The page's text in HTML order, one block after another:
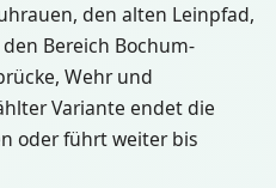
den alten Leinpfad,
Bereich Bochum-
Wehr und
Variante endet die
oder führt weiter bis